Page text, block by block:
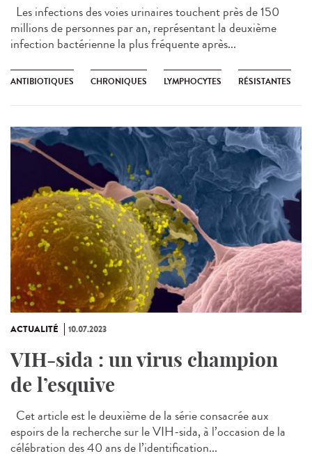
Les infections des voies urinaires touchent près de 150
millions de personnes par an, représentant la deuxième
infection bactérienne la plus fréquente après...
ANTIBIOTIQUES CHRONIQUES LYMPHOCYTES RÉSISTANTES
ACTUALITÉ 10.07.2023
VIH-sida : un virus champion
de l’esquive
Cet article est le deuxième de la série consacrée aux
espoirs de la recherche sur le VIH-sida, à l’occasion de la
célébration des 40 ans de l’identification...